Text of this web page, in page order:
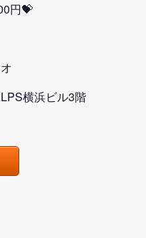
円💝
横浜ビル3階